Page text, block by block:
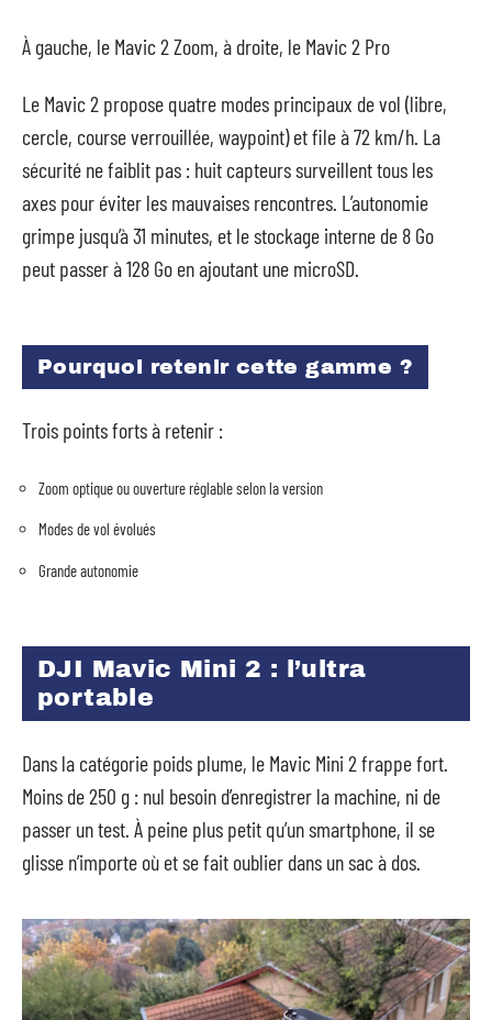
À gauche, le Mavic 2 Zoom, à droite, le Mavic 2 Pro
Le Mavic 2 propose quatre modes principaux de vol (libre,
cercle, course verrouillée, waypoint) et file à 72 km/h. La
sécurité ne faiblit pas : huit capteurs surveillent tous les
axes pour éviter les mauvaises rencontres. L’autonomie
grimpe jusqu’à 31 minutes, et le stockage interne de 8 Go
peut passer à 128 Go en ajoutant une microSD.
Pourquoi retenir cette gamme ?
Trois points forts à retenir :
Zoom optique ou ouverture réglable selon la version
Modes de vol évolués
Grande autonomie
DJI Mavic Mini 2 : l’ultra
portable
Dans la catégorie poids plume, le Mavic Mini 2 frappe fort.
Moins de 250 g : nul besoin d’enregistrer la machine, ni de
passer un test. À peine plus petit qu’un smartphone, il se
glisse n’importe où et se fait oublier dans un sac à dos.